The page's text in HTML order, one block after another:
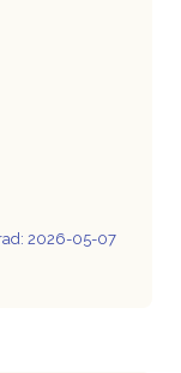
2026-05-07